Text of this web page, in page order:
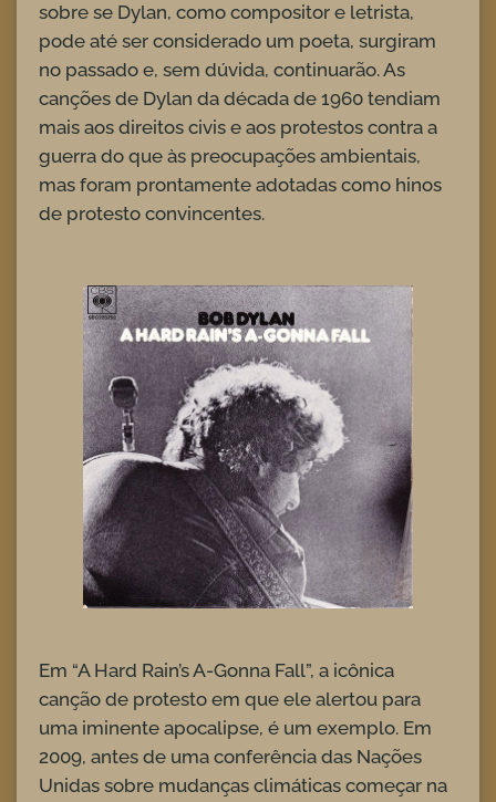
sobre se Dylan, como compositor e letrista,
pode até ser considerado um poeta, surgiram
no passado e, sem dúvida, continuarão. As
canções de Dylan da década de 1960 tendiam
mais aos direitos civis e aos protestos contra a
guerra do que às preocupações ambientais,
mas foram prontamente adotadas como hinos
de protesto convincentes.
Em “A Hard Rain’s A-Gonna Fall”, a icônica
canção de protesto em que ele alertou para
uma iminente apocalipse, é um exemplo. Em
2009, antes de uma conferência das Nações
Unidas sobre mudanças climáticas começar na